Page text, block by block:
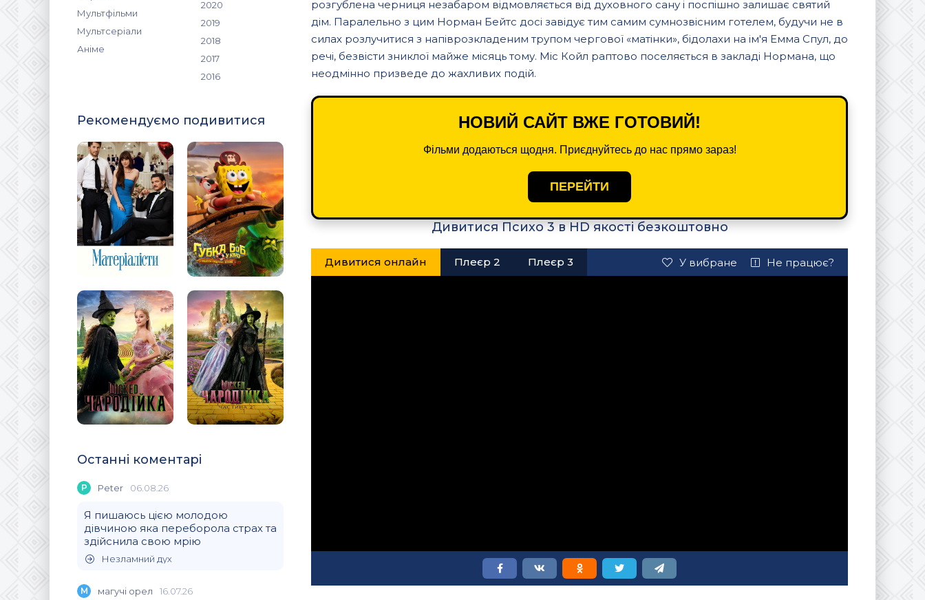
Мультфільми
Мультсеріали
Аніме
2020
2019
2018
2017
2016
Рекомендуємо подивитися
Останні коментарі
P Peter 06.08.26
Я пишаюсь цією молодою
дівчиною яка переборола страх та
здійснила свою мрію
Незламний дух
М магучi орел 16.07.26
розгублена черниця незабаром відмовляється від духовного сану і поспішно залишає святий
дім. Паралельно з цим Норман Бейтс досі завідує тим самим сумнозвісним готелем, будучи не в
силах розлучитися з напіврозкладеним трупом чергової «матінки», бідолахи на ім'я Емма Спул, до
речі, безвісти зниклої майже місяць тому. Міс Койл раптово поселяється в закладі Нормана, що
неодмінно призведе до жахливих подій.
НОВИЙ САЙТ ВЖЕ ГОТОВИЙ!
Фільми додаються щодня. Приєднуйтесь до нас прямо зараз!
ПЕРЕЙТИ
Дивитися Психо 3 в HD якості безкоштовно
Дивитися онлайн Плеєр 2 Плеєр 3 У вибране Не працює?